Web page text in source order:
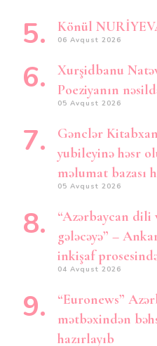
Könül
06 Avqust 2026
Xurşidbanu
Poeziyanın
05 Avqust 2026
Gənclər
yubileyinə həsr
məlumat bazası
05 Avqust 2026
“Azərbaycan dili
gələcəyə” –
inkişaf
04 Avqust 2026
“Euronews”
mətbəxindən
hazırlayıb